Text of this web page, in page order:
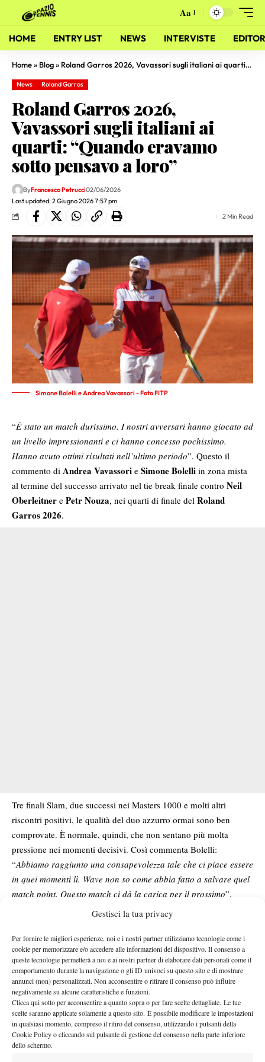
Gestisci la tua privacy
Per fornire le migliori esperienze, noi e i nostri partner utilizziamo tecnologie come i
cookie per memorizzare e/o accedere alle informazioni del dispositivo. Il consenso a
queste tecnologie permetterà a noi e ai nostri partner di elaborare dati personali come il
comportamento durante la navigazione o gli ID univoci su questo sito e di mostrare
annunci (non) personalizzati. Non acconsentire o ritirare il consenso può influire
negativamente su alcune caratteristiche e funzioni.
Clicca qui sotto per acconsentire a quanto sopra o per fare scelte dettagliate. Le tue
scelte saranno applicate solamente a questo sito. È possibile modificare le impostazioni
in qualsiasi momento, compreso il ritiro del consenso, utilizzando i pulsanti della
Cookie Policy o cliccando sul pulsante di gestione del consenso nella parte inferiore
dello schermo.
Aa
HOME ENTRY LIST NEWS INTERVISTE
Home» Blog» Roland Garros 2026, Vavassori sugli italiani ai quarti: “Quando eravamo sotto pensavo a loro”
News Roland Garros
Roland Garros 2026,
Vavassori sugli italiani ai
quarti: “Quando eravamo
sotto pensavo a loro”
Last updated: 2 Giugno 2026 7:57 pm
ByFrancesco Petrucci02/06/2026
2 Min Read
Simone Bolelli e Andrea Vavassori - Foto FITP
“È stato un match durissimo. I nostri avversari hanno giocato ad
un livello impressionanti e ci hanno concesso pochissimo.
Hanno avuto ottimi risultati nell’ultimo periodo”. Questo il
commento di Andrea Vavassori e Simone Bolelli in zona mista
al termine del successo arrivato nel tie break finale contro Neil
Oberleitner e Petr Nouza, nei quarti di finale del Roland
Garros 2026.
Tre finali Slam, due successi nei Masters 1000 e molti altri
riscontri positivi, le qualità del duo azzurro ormai sono ben
comprovate. È normale, quindi, che non sentano più molta
pressione nei momenti decisivi. Così commenta Bolelli:
“Abbiamo raggiunto una consapevolezza tale che ci piace essere
in quei momenti lì. Wave non so come abbia fatto a salvare quel
match point. Questo match ci dà la carica per il prossimo”.
IL MOMENTO D’ORO DEL TENNIS ITALIANO
Con Matteo Berrettini Matteo Arnaldi e Flavio Cobolli
quarti nel singolare maschile, nonostante la prematura uscita di
Jannik Sinnere l’assenza diLorenzo Musetti, il movimento
azzurro dimostra di essere decisamente in salute. Queste le
parole di Vavassori: “Mi hanno fatto emozionare tutti. Quando
eravamo sotto nel punteggio ho pensato a loro e mi sono fatto
forza. Berrettini nella vittoria con Comesana è stato pazzesco.
Tra l’altro è stato uno di quelli che mi ha mandato uno dei
messaggi più belli dopo aver vinto Roma. Arnaldi ha fatto due